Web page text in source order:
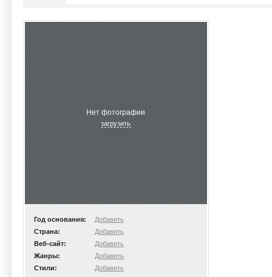
Нет фотографии
загрузить
Год основания:
Добавить
Страна:
Добавить
Веб-сайт:
Добавить
Жанры:
Добавить
Стили:
Добавить